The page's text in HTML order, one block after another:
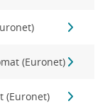
(Euronet)
(Euronet)